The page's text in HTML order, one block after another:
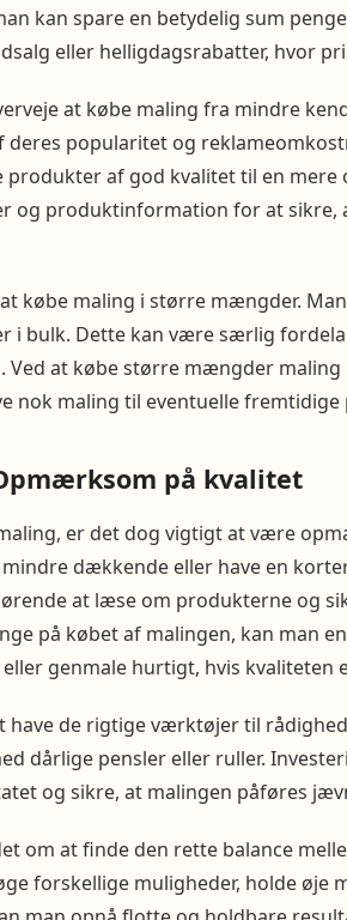
kan spare en betydelig sum
eller helligdagsrabatter, hvor
at købe maling fra mindre
deres popularitet og
af god kvalitet til en mere
og produktinformation for at sikre,
købe maling i større mængder.
i bulk. Dette kan være særlig
Ved at købe større mængder
nok maling til eventuelle fremtidige
på kvalitet
er det dog vigtigt at være
dækkende eller have en
at læse om produkterne og
på købet af malingen, kan man
genmale hurtigt, hvis kvaliteten
have de rigtige værktøjer til
dårlige pensler eller ruller.
og sikre, at malingen påføres
om at finde den rette balance
forskellige muligheder, holde